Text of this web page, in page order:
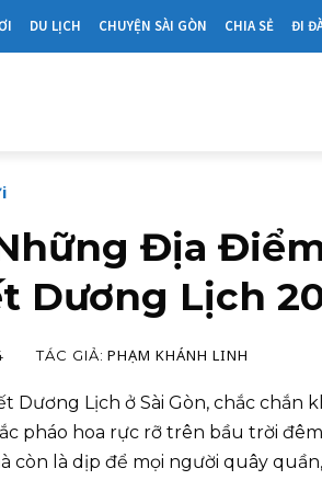
DU LỊCH CHUYỆN SÀI GÒN CHIA SẺ ĐI
Địa
Dương Lịch
TÁC GIẢ: PHẠM KHÁNH LINH
Dương Lịch ở Sài Gòn, chắc
pháo hoa rực rỡ trên bầu trời
còn là dịp để mọi người quây